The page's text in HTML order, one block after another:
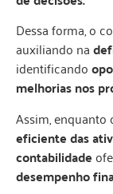
Dessa forma, o
auxiliando na
identificando
melhorias nos
Assim, enquanto
eficiente das
contabilidade
desempenho